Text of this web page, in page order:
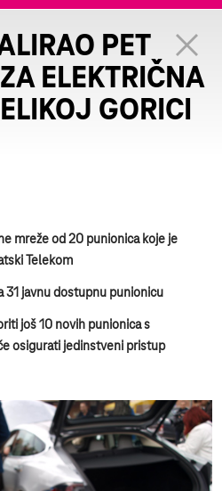
PET
ELEKTRIČNA
GORICI
mreže od 20 punionica koje je
Telekom
31 javnu dostupnu punionicu
još 10 novih punionica s
osigurati jedinstveni pristup